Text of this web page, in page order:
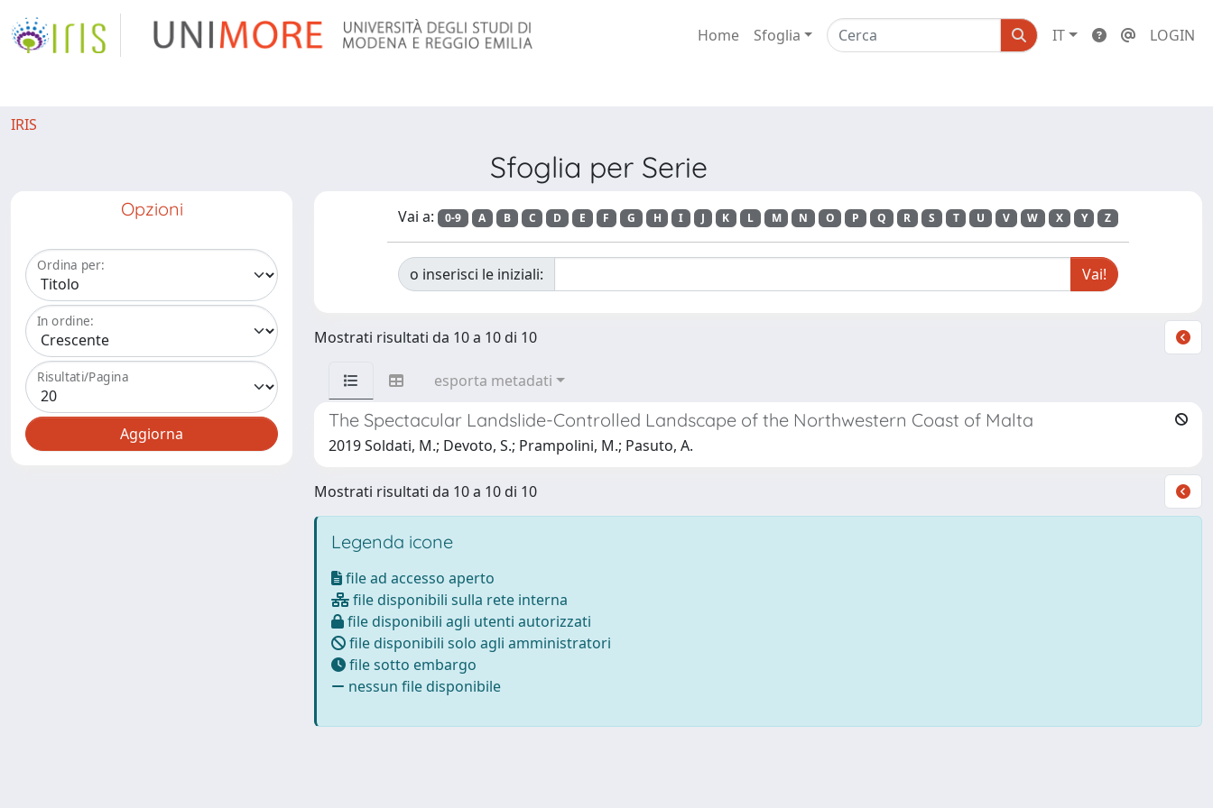
Home Sfoglia IT LOGIN
IRIS
Sfoglia per Serie
Opzioni
Ordina per:
In ordine:
Risultati/Pagina
Vai a: 0-9 A B C D E F G H I J K L M N O P Q R S T U V W X Y Z
o inserisci le iniziali:
Mostrati risultati da 10 a 10 di 10
esporta metadati
The Spectacular Landslide-Controlled Landscape of the Northwestern Coast of Malta
2019 Soldati, M.; Devoto, S.; Prampolini, M.; Pasuto, A.
Mostrati risultati da 10 a 10 di 10
Legenda icone
file ad accesso aperto
file disponibili sulla rete interna
file disponibili agli utenti autorizzati
file disponibili solo agli amministratori
file sotto embargo
nessun file disponibile